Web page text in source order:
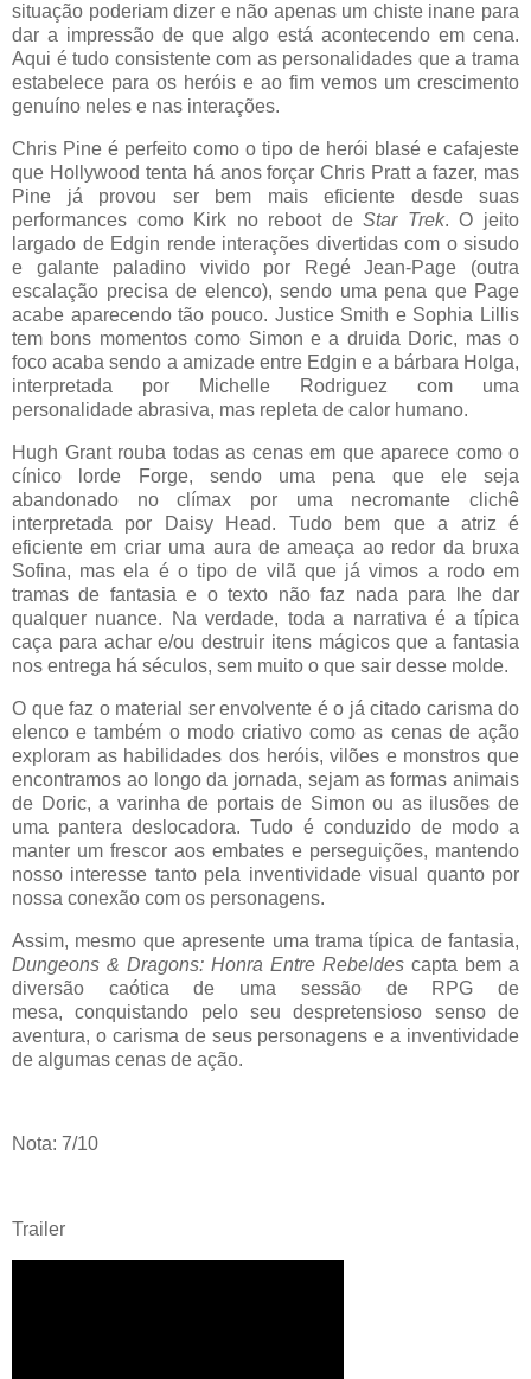
situação poderiam dizer e não apenas um chiste inane para
dar a impressão de que algo está acontecendo em cena.
Aqui é tudo consistente com as personalidades que a trama
estabelece para os heróis e ao fim vemos um crescimento
genuíno neles e nas interações.
Chris Pine é perfeito como o tipo de herói blasé e cafajeste
que Hollywood tenta há anos forçar Chris Pratt a fazer, mas
Pine já provou ser bem mais eficiente desde suas
performances como Kirk no reboot deStar Trek. O jeito
largado de Edgin rende interações divertidas com o sisudo
e galante paladino vivido por Regé Jean-Page (outra
escalação precisa de elenco), sendo uma pena que Page
acabe aparecendo tão pouco. Justice Smith e Sophia Lillis
tem bons momentos como Simon e a druida Doric, mas o
foco acaba sendo a amizade entre Edgin e a bárbara Holga,
interpretada por Michelle Rodriguez com uma
personalidade abrasiva, mas repleta de calor humano.
Hugh Grant rouba todas as cenas em que aparece como o
cínico lorde Forge, sendo uma pena que ele seja
abandonado no clímax por uma necromante clichê
interpretada por Daisy Head. Tudo bem que a atriz é
eficiente em criar uma aura de ameaça ao redor da bruxa
Sofina, mas ela é o tipo de vilã que já vimos a rodo em
tramas de fantasia e o texto não faz nada para lhe dar
qualquer nuance. Na verdade, toda a narrativa é a típica
caça para achar e/ou destruir itens mágicos que a fantasia
nos entrega há séculos, sem muito o que sair desse molde.
O que faz o material ser envolvente é o já citado carisma do
elenco e também o modo criativo como as cenas de ação
exploram as habilidades dos heróis, vilões e monstros que
encontramos ao longo da jornada, sejam as formas animais
de Doric, a varinha de portais de Simon ou as ilusões de
uma pantera deslocadora. Tudo é conduzido de modo a
manter um frescor aos embates e perseguições, mantendo
nosso interesse tanto pela inventividade visual quanto por
nossa conexão com os personagens.
Assim, mesmo que apresente uma trama típica de fantasia,
Dungeons & Dragons: Honra Entre Rebeldes capta bem a
diversão caótica de uma sessão de RPG de
mesa, conquistando pelo seu despretensioso senso de
aventura, o carisma de seus personagens e a inventividade
de algumas cenas de ação.
Nota: 7/10
Trailer